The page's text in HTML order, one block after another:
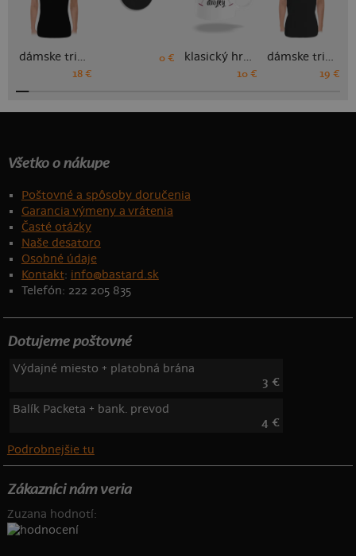
dámske tričko
18 €
0 € klasický hrnček
10 €
dámske tričko prémium
19 €
Všetko o nákupe
Poštovné a spôsoby doručenia
Garancia výmeny a vrátenia
Časté otázky
Naše desatoro
Osobné údaje
Kontakt: info@bastard.sk
Telefón: 222 205 835
Dotujeme poštovné
Výdajné miesto + platobná brána
3 €
Balík Packeta + bank. prevod
4 €
Podrobnejšie tu
Zákazníci nám veria
Zuzana hodnotí: